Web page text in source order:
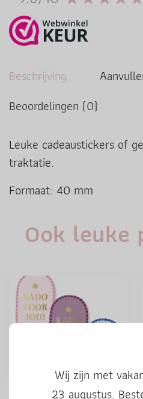
Beschrijving
Beoordelingen (0)
Leuke cadeaustickers of
traktatie.
Formaat: 40 mm
Ook leuke
Stickers | Kado voor jou |
Wij zijn met
23 augustus.